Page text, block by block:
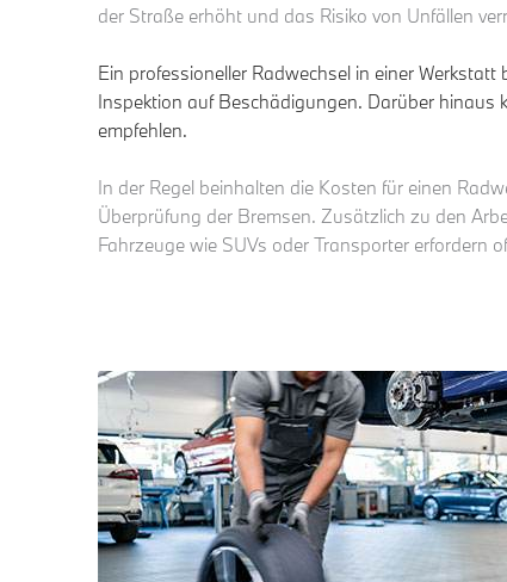
der Straße erhöht und das Risiko von Unfällen
Ein professioneller Radwechsel in einer
Inspektion auf Beschädigungen. Darüber hinaus
empfehlen.
In der Regel beinhalten die Kosten für einen
Überprüfung der Bremsen. Zusätzlich zu den
Fahrzeuge wie SUVs oder Transporter erfordern